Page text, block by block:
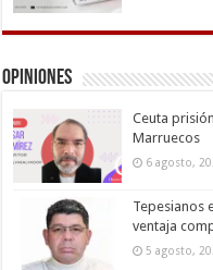
Opiniones
Ceuta
Marruecos
6 agosto,
Tepesianos
ventaja
5 agosto,